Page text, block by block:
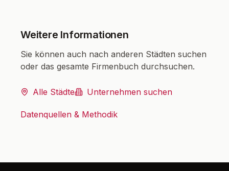
Weitere Informationen
Sie können auch nach anderen Städten suchen
oder das gesamte Firmenbuch durchsuchen.
Alle Städte Unternehmen suchen
Datenquellen & Methodik